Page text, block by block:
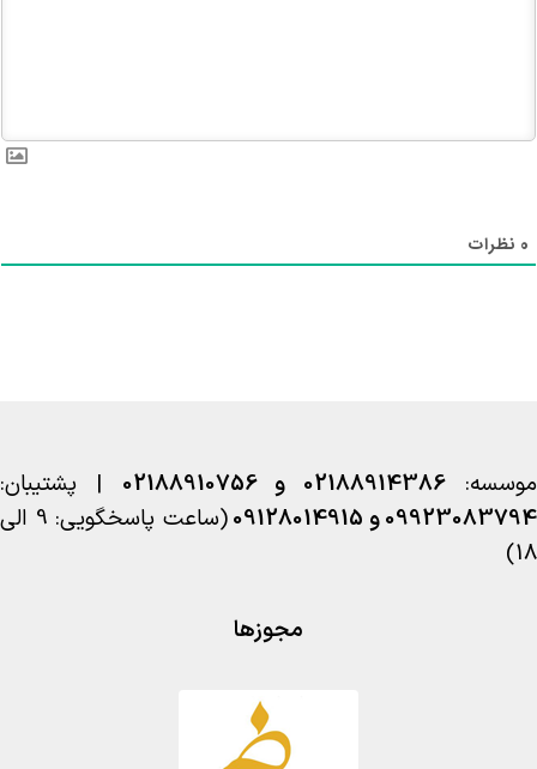
0 نظرات
موسسه:02188914386 و 02188910756
| پشتیبان:
09923083794 و 09128014915
(ساعت پاسخگویی: 9 الی
18)
مجوزها